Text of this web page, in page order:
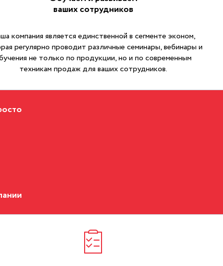
ваших сотрудников
компания является единственной в сегменте эконом,
регулярно проводит различные семинары, вебинары и
не только по продукции, но и по современным
техникам продаж для ваших сотрудников.